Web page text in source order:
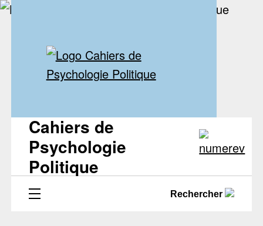
Cahiers de
Psychologie
Politique
Rechercher